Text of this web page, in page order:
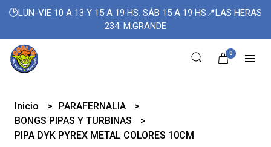
🕑LUN-VIE 10 A 13 Y 15 A 19 HS. SÁB 15 A 19 HS📍LAS HERAS
234. M.GRANDE
0
Inicio
PARAFERNALIA
BONGS PIPAS Y TURBINAS
PIPA DYK PYREX METAL COLORES 10CM